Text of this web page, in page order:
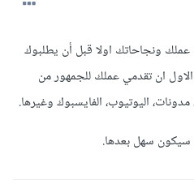
ونجاحاتك اولا قبل أن يطلبوك
ان تقدمي عملك للجمهور من
اليوتيوب، الفايسبوك وغيرها.
سهل بعدها.